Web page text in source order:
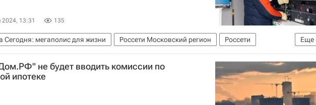
2024, 13:31 135
Еще
Сегодня: мегаполис для жизни Россети Московский регион
Россети
Бирюлево Восточное Россия Городское хозяйство Москвы
ЖКХ
Инфраструктура Социальная инфраструктура
не будет вводить комиссии по
ипотеке